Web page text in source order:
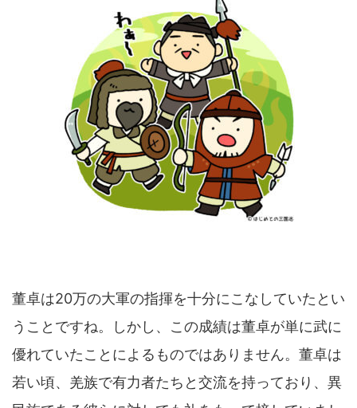
董卓は20万の大軍の指揮を十分にこなしていたとい
うことですね。しかし、この成績は董卓が単に武に
優れていたことによるものではありません。董卓は
若い頃、羌族で有力者たちと交流を持っており、異